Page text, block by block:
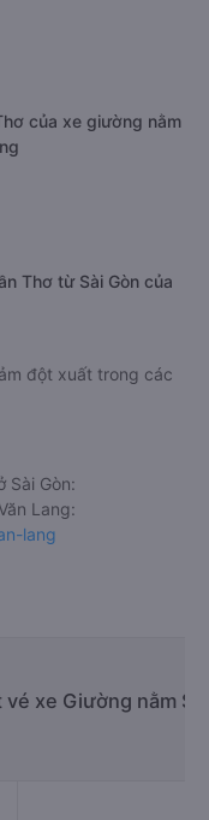
của xe giường nằm
Thơ từ Sài Gòn của
đột xuất trong các
Sài Gòn:
Lang:
lang
xe Giường nằm